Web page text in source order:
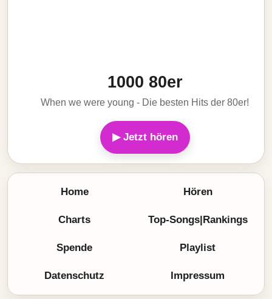
1000 80er
When we were young - Die besten Hits der 80er!
▶ Jetzt hören
Home Hören
Charts Top-Songs|Rankings
Spende Playlist
Datenschutz Impressum